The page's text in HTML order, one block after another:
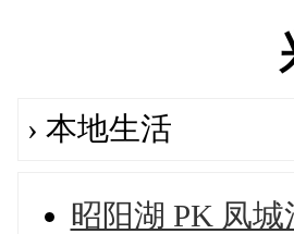
› 本地生活
昭阳湖 PK 凤城